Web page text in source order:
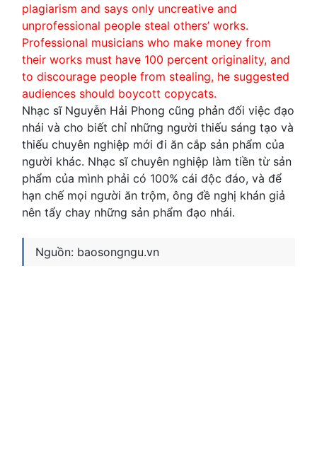
plagiarism and says only uncreative and
unprofessional people steal others’ works.
Professional musicians who make money from
their works must have 100 percent originality, and
to discourage people from stealing, he suggested
audiences should boycott copycats.
Nhạc sĩ Nguyễn Hải Phong cũng phản đối việc đạo
nhái và cho biết chỉ những người thiếu sáng tạo và
thiếu chuyên nghiệp mới đi ăn cắp sản phẩm của
người khác. Nhạc sĩ chuyên nghiệp làm tiền từ sản
phẩm của mình phải có 100% cái độc đáo, và để
hạn chế mọi người ăn trộm, ông đề nghị khán giả
nên tẩy chay những sản phẩm đạo nhái.
Nguồn: baosongngu.vn